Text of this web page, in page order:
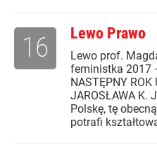
Lewo Prawo
Lewo prof.
feministka 2017
NASTĘPNY ROK
JAROSŁAWA K.
Polskę, tę
potrafi
16